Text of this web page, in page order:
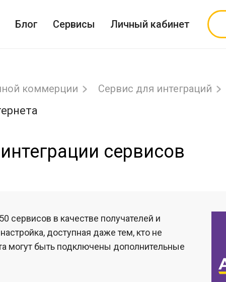
Блог Сервисы Личный кабинет
коммерции Сервис для интеграций
сервисов
сервисов в качестве получателей и
доступная даже тем, кто не
могут быть подключены дополнительные